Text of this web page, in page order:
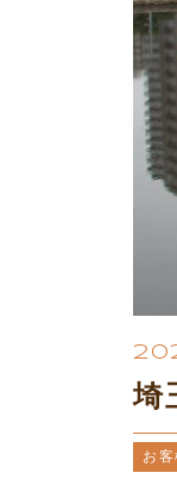
埼
お